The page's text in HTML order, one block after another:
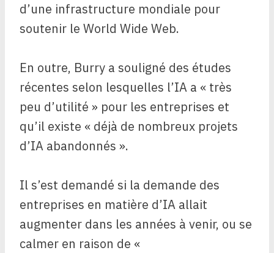
d’une infrastructure mondiale pour
soutenir le World Wide Web.
En outre, Burry a souligné des études
récentes selon lesquelles l’IA a « très
peu d’utilité » pour les entreprises et
qu’il existe « déjà de nombreux projets
d’IA abandonnés ».
Il s’est demandé si la demande des
entreprises en matière d’IA allait
augmenter dans les années à venir, ou se
calmer en raison de «